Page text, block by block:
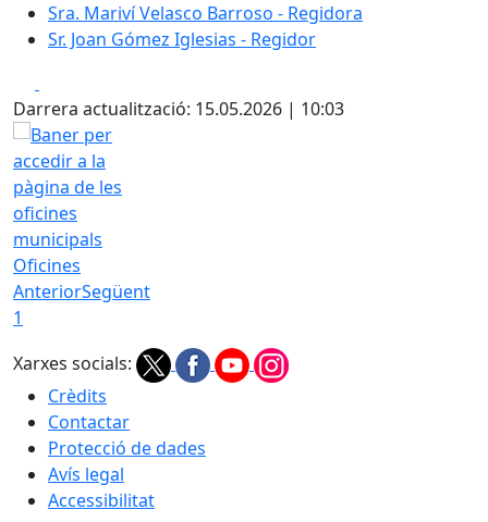
Sra. Mariví Velasco Barroso - Regidora
Sr. Joan Gómez Iglesias - Regidor
Darrera actualització: 15.05.2026 | 10:03
Oficines
AnteriorSegüent
1
Xarxes socials:
Crèdits
Contactar
Protecció de dades
Avís legal
Accessibilitat